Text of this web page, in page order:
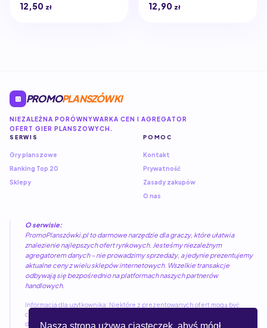
Nasza strona używa ciasteczek, abyś mógł
12,50 zł 12,90 zł
PROMOPLANSZÓWKI
NIEZALEŻNA PORÓWNYWARKA CEN I AGREGATOR
OFERT GIER PLANSZOWYCH.
SERWIS
Gry planszowe
Ranking Top 20
Sklepy
POMOC
Kontakt
Prywatność
Zasady zakupów
O nas
O serwisie:
PromoPlanszówki.pl to darmowe narzędzie dla graczy, które ułatwia
znalezienie najlepszych ofert rynkowych. Jesteśmy niezależnym
agregatorem danych – nie prowadzimy sprzedaży, a jedynie prezentujemy
aktualne ceny z wielu sklepów internetowych. Wszelkie transakcje
odbywają się bezpośrednio na platformach naszych partnerów
handlowych.
Informacja dla użytkownika: Niektóre z prezentowanych ofert mogą być
częścią programów partnerskich. Kliknięcie w link nie wiąże się z żadnymi
dodatkowymi kosztami dla kupującego, a pozwala nam utrzymywać i rozwijać